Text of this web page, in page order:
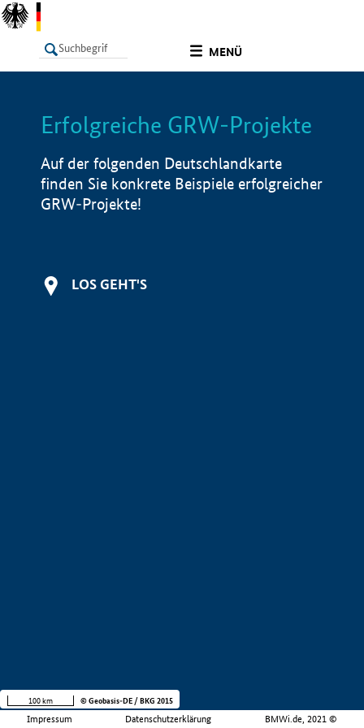
MENÜ
LISTE Info
Erfolgreiche GRW-Projekte
Auf der folgenden Deutschlandkarte
finden Sie konkrete Beispiele erfolgreicher
GRW-Projekte!
LOS GEHT'S
Impressum Datenschutzerklärung BMWi.de, 2021 ©
100 km © Geobasis-DE / BKG 2015